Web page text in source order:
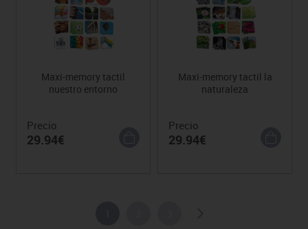
Maxi-memory tactil
nuestro entorno
Precio
29.94€
Maxi-memory tactil la
naturaleza
Precio
29.94€